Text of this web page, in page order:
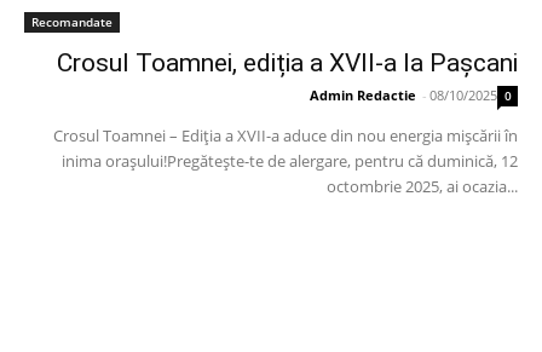
Recomandate
Crosul Toamnei, ediția a XVII-a la Pașcani
Admin Redactie - 08/10/2025 0
Crosul Toamnei – Ediția a XVII-a aduce din nou energia mișcării în
inima orașului!Pregătește-te de alergare, pentru că duminică, 12
octombrie 2025, ai ocazia...